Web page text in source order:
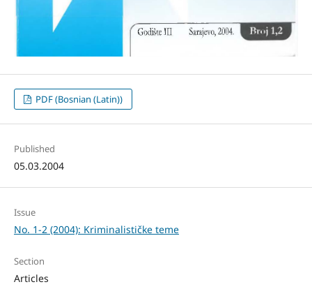
PDF (Bosnian (Latin))
Published
05.03.2004
Issue
No. 1-2 (2004): Kriminalističke teme
Section
Articles